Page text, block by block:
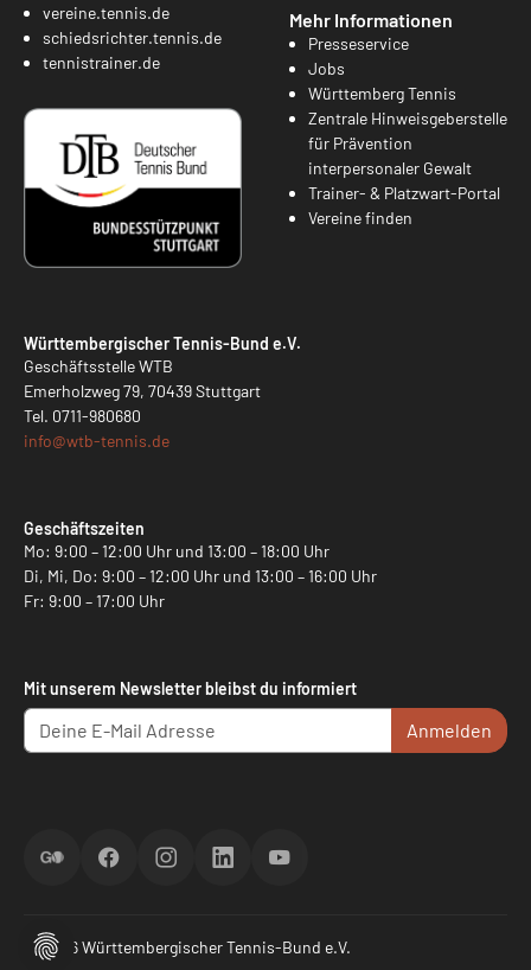
vereine.tennis.de
schiedsrichter.tennis.de
tennistrainer.de
Mehr Informationen
Presseservice
Jobs
Württemberg Tennis
Zentrale Hinweisgeberstelle
für Prävention
interpersonaler Gewalt
Trainer- & Platzwart-Portal
Vereine finden
Württembergischer Tennis-Bund e.V.
Geschäftsstelle WTB
Emerholzweg 79, 70439 Stuttgart
Tel. 0711-980680
info@wtb-tennis.de
Geschäftszeiten
Mo: 9:00 – 12:00 Uhr und 13:00 – 18:00 Uhr
Di, Mi, Do: 9:00 – 12:00 Uhr und 13:00 – 16:00 Uhr
Fr: 9:00 – 17:00 Uhr
Mit unserem Newsletter bleibst du informiert
Anmelden
ScoreGOFacebookInstagramLinkedInYouTube
© 2026 Württembergischer Tennis-Bund e.V.